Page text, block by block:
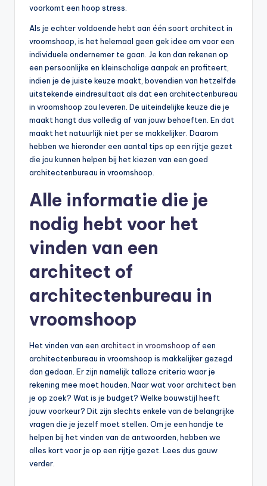
voorkomt een hoop stress.
Als je echter voldoende hebt aan één soort architect in
vroomshoop, is het helemaal geen gek idee om voor een
individuele ondernemer te gaan. Je kan dan rekenen op
een persoonlijke en kleinschalige aanpak en profiteert,
indien je de juiste keuze maakt, bovendien van hetzelfde
uitstekende eindresultaat als dat een architectenbureau
in vroomshoop zou leveren. De uiteindelijke keuze die je
maakt hangt dus volledig af van jouw behoeften. En dat
maakt het natuurlijk niet per se makkelijker. Daarom
hebben we hieronder een aantal tips op een rijtje gezet
die jou kunnen helpen bij het kiezen van een goed
architectenbureau in vroomshoop.
Alle informatie die je
nodig hebt voor het
vinden van een
architect of
architectenbureau in
vroomshoop
Het vinden van een architect in vroomshoop of een
architectenbureau in vroomshoop is makkelijker gezegd
dan gedaan. Er zijn namelijk talloze criteria waar je
rekening mee moet houden. Naar wat voor architect ben
je op zoek? Wat is je budget? Welke bouwstijl heeft
jouw voorkeur? Dit zijn slechts enkele van de belangrijke
vragen die je jezelf moet stellen. Om je een handje te
helpen bij het vinden van de antwoorden, hebben we
alles kort voor je op een rijtje gezet. Lees dus gauw
verder.